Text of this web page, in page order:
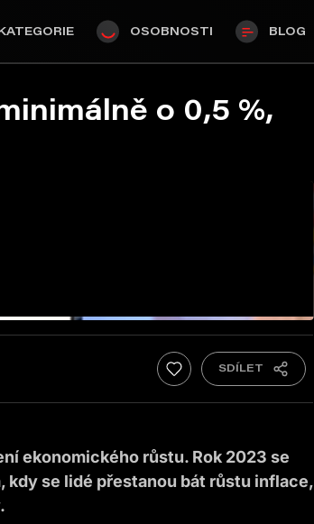
OSOBNOSTI BLOG
o 0,5 %,
ekonomického růstu. Rok 2023 se
kdy se lidé přestanou bát růstu inflace,